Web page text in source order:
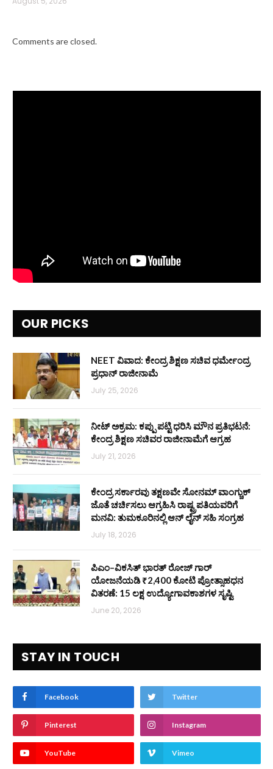
Comments are closed.
OUR PICKS
NEET ವಿವಾದ: ಕೇಂದ್ರ ಶಿಕ್ಷಣ ಸಚಿವ ಧರ್ಮೇಂದ್ರ
ಪ್ರಧಾನ್ ರಾಜೀನಾಮೆ
July 25, 2026
ನೀಟ್ ಅಕ್ರಮ: ಕಪ್ಪು ಪಟ್ಟಿ ಧರಿಸಿ ಮೌನ ಪ್ರತಿಭಟನೆ:
ಕೇಂದ್ರ ಶಿಕ್ಷಣ ಸಚಿವರ ರಾಜೀನಾಮೆಗೆ ಆಗ್ರಹ
July 21, 2026
ಕೇಂದ್ರ ಸರ್ಕಾರವು ತಕ್ಷಣವೇ ಸೋನಮ್ ವಾಂಗ್ಚುಕ್
ಜೊತೆ ಚರ್ಚಿಸಲು ಆಗ್ರಹಿಸಿ ರಾಷ್ಟ್ರಪತಿಯವರಿಗೆ
ಮನವಿ: ತುಮಕೂರಿನಲ್ಲಿ ಆನ್‌ ಲೈನ್ ಸಹಿ ಸಂಗ್ರಹ
July 18, 2026
ಪಿಎಂ–ವಿಕಸಿತ್ ಭಾರತ್ ರೋಜ್‌ ಗಾರ್
ಯೋಜನೆಯಡಿ ₹2,400 ಕೋಟಿ ಪ್ರೋತ್ಸಾಹಧನ
ವಿತರಣೆ: 15 ಲಕ್ಷ ಉದ್ಯೋಗಾವಕಾಶಗಳ ಸೃಷ್ಟಿ
June 20, 2026
STAY IN TOUCH
Facebook Twitter
Pinterest Instagram
YouTube Vimeo